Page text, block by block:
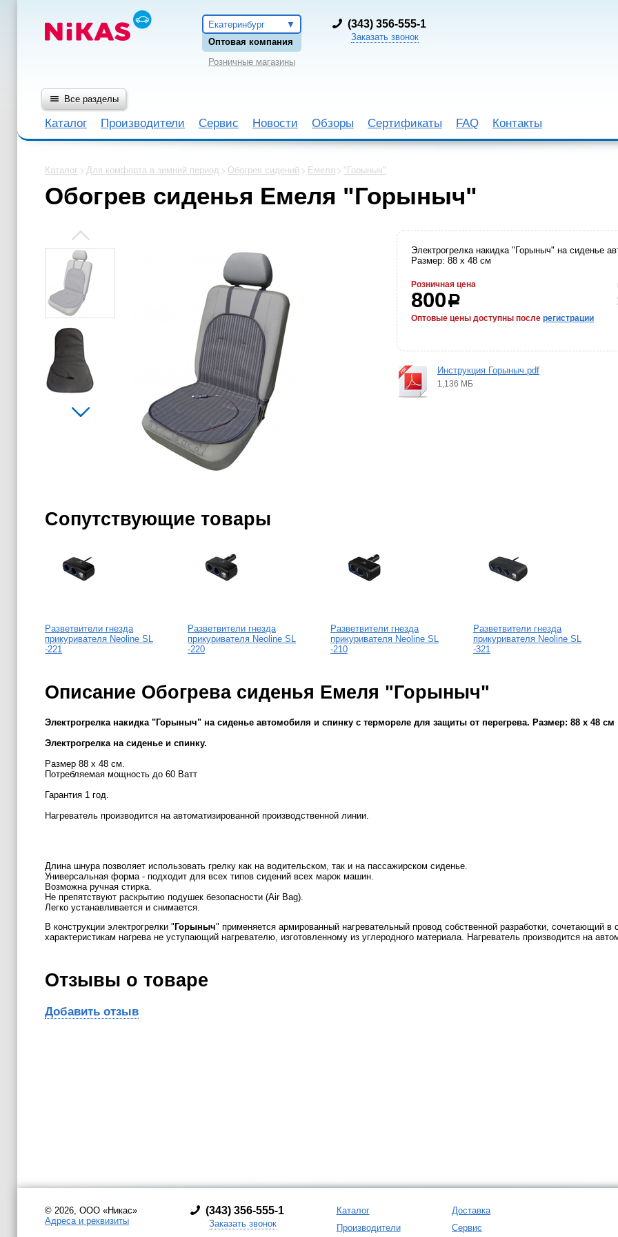
Екатеринбург
Оптовая компания
Розничные магазины
(343) 356-555-1
Заказать звонок
Все разделы
Каталог Производители Сервис Новости Обзоры Сертификаты FAQ Контакты
Каталог Для комфорта в зимний период Обогрев сидений Емеля "Горыныч"
Обогрев сиденья Емеля "Горыныч"
Электрогрелка накидка "Горыныч" на сиденье
Размер: 88 x 48 см
Розничная цена
800р
Оптовые цены доступны после регистрации
Инструкция Горыныч.pdf
1,136 МБ
Сопутствующие товары
Разветвители гнезда
прикуривателя Neoline SL
-221
Разветвители гнезда
прикуривателя Neoline SL
-220
Разветвители гнезда
прикуривателя Neoline SL
-210
Разветвители гнезда
прикуривателя Neoline SL
-321
Описание Обогрева сиденья Емеля "Горыныч"
Электрогрелка накидка "Горыныч" на сиденье автомобиля и спинку с термореле для защиты от перегрева. Размер: 88 x 48 см
Электрогрелка на сиденье и спинку.
Размер 88 x 48 см.
Потребляемая мощность до 60 Ватт
Гарантия 1 год.
Нагреватель производится на автоматизированной производственной линии.
Длина шнура позволяет использовать грелку как на водительском, так и на пассажирском сиденье.
Универсальная форма - подходит для всех типов сидений всех марок машин.
Возможна ручная стирка.
Не препятствуют раскрытию подушек безопасности (Air Bag).
Легко устанавливается и снимается.
В конструкции электрогрелки " Горыныч" применяется армированный нагревательный провод собственной разработки, сочетающий в
характеристикам нагрева не уступающий нагревателю, изготовленному из углеродного материала. Нагреватель производится на
Отзывы о товаре
Добавить отзыв
© 2026, ООО «Никас»
Адреса и реквизиты
(343) 356-555-1
Заказать звонок
Каталог
Доставка
Производители
Сервис